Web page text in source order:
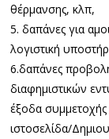
θέρμανσης, κλπ,
5. δαπάνες για
λογιστική
6.δαπάνες
διαφημιστικών
έξοδα συμμετοχής
ιστοσελίδα/